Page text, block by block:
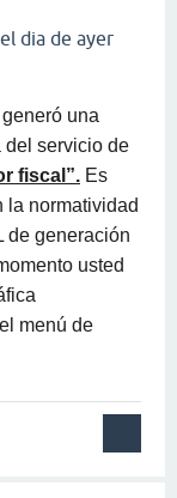
dia de ayer
una
del servicio de
fiscal”. Es
la normatividad
de generación
usted
menú de